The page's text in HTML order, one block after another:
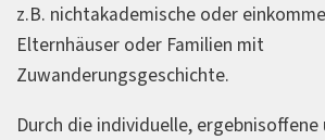
z.B. nichtakademische oder
Elternhäuser oder Familien mit
Zuwanderungsgeschichte.
Durch die individuelle,